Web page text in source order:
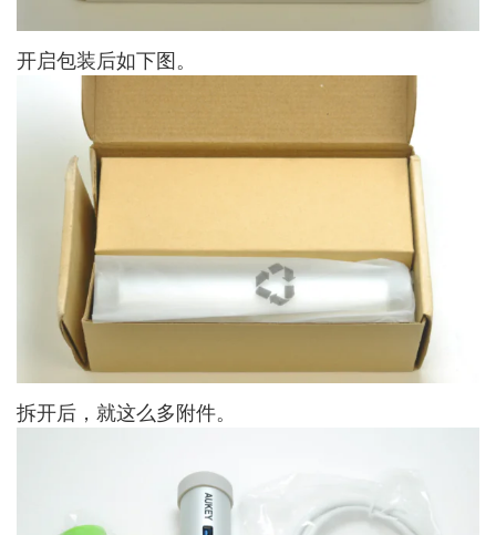
开启包装后如下图。
拆开后，就这么多附件。